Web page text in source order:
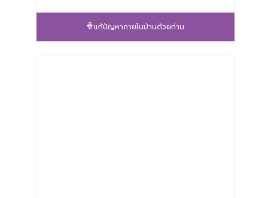
แก้ปัญหาภายในบ้านด้วยถ่าน